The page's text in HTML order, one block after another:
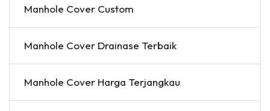
Manhole Cover Custom
Manhole Cover Drainase Terbaik
Manhole Cover Harga Terjangkau